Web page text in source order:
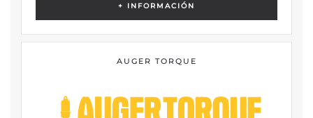
+ INFORMACIÓN
AUGER TORQUE